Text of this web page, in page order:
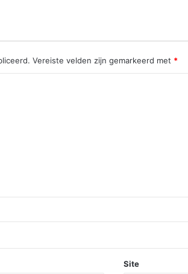
Vereiste velden zijn gemarkeerd met *
Site